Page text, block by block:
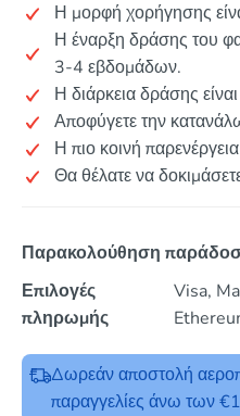
Η μορφή χορήγησης
Η έναρξη δράσης του
3-4 εβδομάδων.
Η διάρκεια δράσης
Αποφύγετε την
Η πιο κοινή παρενέργεια
Θα θέλατε να
Παρακολούθηση
Επιλογές
πληρωμής
Visa,
Δωρεάν αποστολή
παραγγελίες άνω των